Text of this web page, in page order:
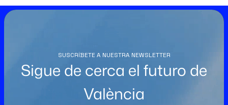
SUSCRÍBETE A NUESTRA NEWSLETTER
Sigue de cerca el futuro de
València